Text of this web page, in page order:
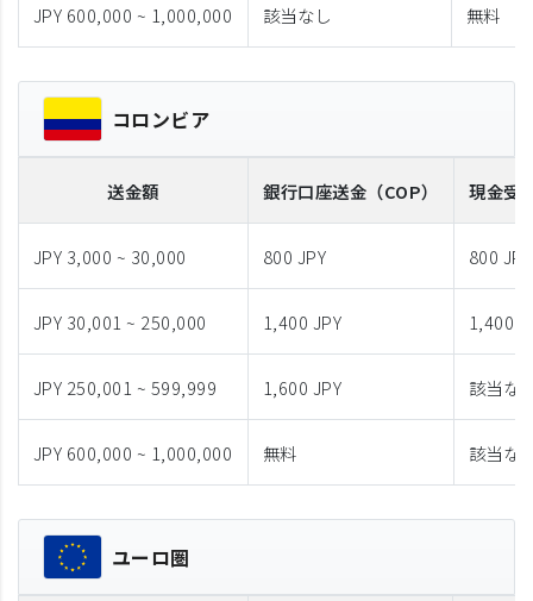
JPY 600,000 ~ 1,000,000 該当なし 無料
コロンビア
送金額 銀行口座送金 （COP） 現金受
JPY 3,000 ~ 30,000 800 JPY 800 JPY
JPY 30,001 ~ 250,000 1,400 JPY 1,400
JPY 250,001 ~ 599,999 1,600 JPY 該当な
JPY 600,000 ~ 1,000,000 無料 該当な
ユーロ圏